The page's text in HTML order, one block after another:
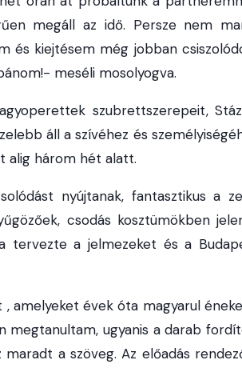
megáll az idő. Persze nem
és kiejtésem még jobban
meséli mosolyogva.
szubrettszerepeit,
áll a szívéhez és
alig három hét alatt.
nyújtanak, fantasztikus a
csodás kosztümökben
tervezte a jelmezeket és a
amelyeket évek óta magyarul
ugyanis a darab
a szöveg. Az előadás